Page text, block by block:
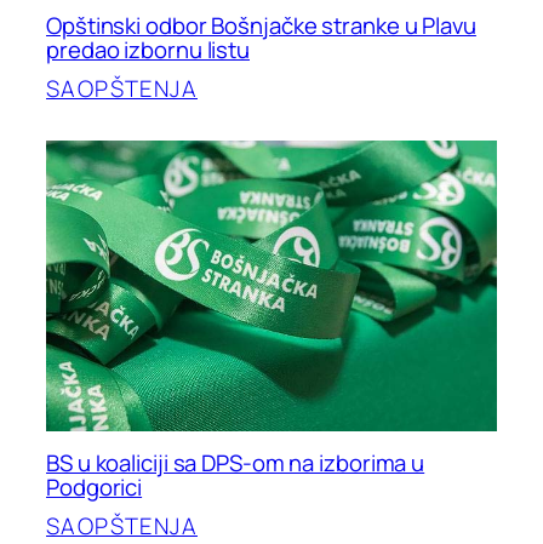
Opštinski odbor Bošnjačke stranke u Plavu
predao izbornu listu
SAOPŠTENJA
BS u koaliciji sa DPS-om na izborima u
Podgorici
SAOPŠTENJA